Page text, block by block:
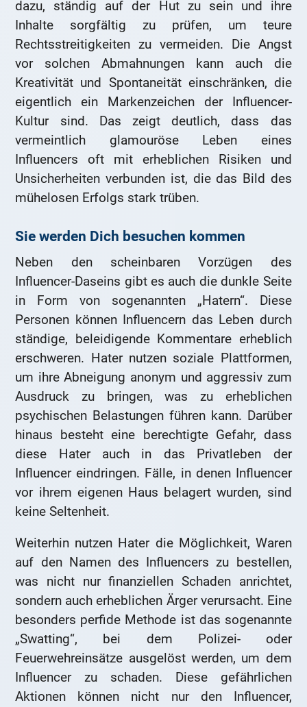
dazu, ständig auf der Hut zu sein und ihre
Inhalte sorgfältig zu prüfen, um teure
Rechtsstreitigkeiten zu vermeiden. Die Angst
vor solchen Abmahnungen kann auch die
Kreativität und Spontaneität einschränken, die
eigentlich ein Markenzeichen der Influencer-
Kultur sind. Das zeigt deutlich, dass das
vermeintlich glamouröse Leben eines
Influencers oft mit erheblichen Risiken und
Unsicherheiten verbunden ist, die das Bild des
mühelosen Erfolgs stark trüben.
Sie werden Dich besuchen kommen
Neben den scheinbaren Vorzügen des
Influencer-Daseins gibt es auch die dunkle Seite
in Form von sogenannten „Hatern“. Diese
Personen können Influencern das Leben durch
ständige, beleidigende Kommentare erheblich
erschweren. Hater nutzen soziale Plattformen,
um ihre Abneigung anonym und aggressiv zum
Ausdruck zu bringen, was zu erheblichen
psychischen Belastungen führen kann. Darüber
hinaus besteht eine berechtigte Gefahr, dass
diese Hater auch in das Privatleben der
Influencer eindringen. Fälle, in denen Influencer
vor ihrem eigenen Haus belagert wurden, sind
keine Seltenheit.
Weiterhin nutzen Hater die Möglichkeit, Waren
auf den Namen des Influencers zu bestellen,
was nicht nur finanziellen Schaden anrichtet,
sondern auch erheblichen Ärger verursacht. Eine
besonders perfide Methode ist das sogenannte
„Swatting“, bei dem Polizei- oder
Feuerwehreinsätze ausgelöst werden, um dem
Influencer zu schaden. Diese gefährlichen
Aktionen können nicht nur den Influencer,